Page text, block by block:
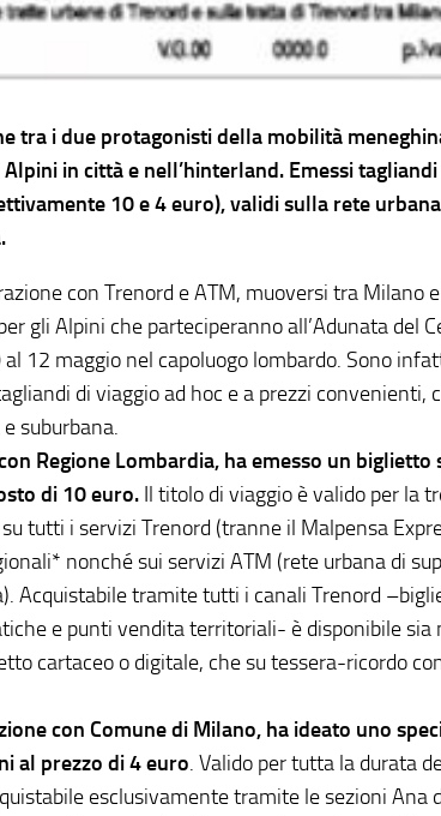
tra i due protagonisti della mobilità
in città e nell’hinterland. Emessi
10 e 4 euro), validi sulla rete
con Trenord e ATM, muoversi tra Milano
gli Alpini che parteciperanno all’Adunata del
12 maggio nel capoluogo lombardo. Sono
di viaggio ad hoc e a prezzi convenienti,
suburbana.
Regione Lombardia, ha emesso un biglietto
di 10 euro. Il titolo di viaggio è valido per la
tutti i servizi Trenord (tranne il Malpensa
nonché sui servizi ATM (rete urbana di
Acquistabile tramite tutti i canali Trenord
e punti vendita territoriali- è disponibile sia
cartaceo o digitale, che su tessera-ricordo
con Comune di Milano, ha ideato uno
al prezzo di 4 euro. Valido per tutta la durata
esclusivamente tramite le sezioni Ana